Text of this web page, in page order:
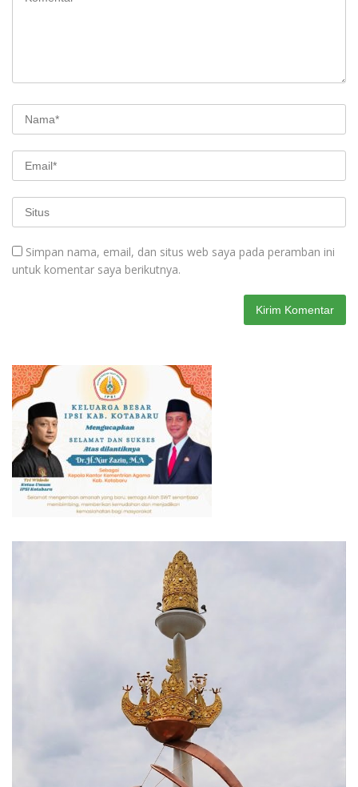
Simpan nama, email, dan situs web saya pada peramban ini
untuk komentar saya berikutnya.